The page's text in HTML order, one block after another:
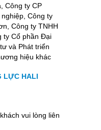
Công ty CP
Công ty
Công ty TNHH
ty Cổ phần Đại
và Phát triển
hiệu khác
LỰC HALI
vui lòng liên